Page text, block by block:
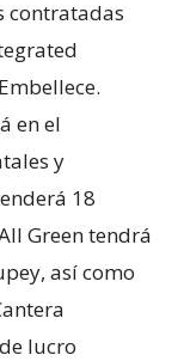
contratadas
en el
y
18
Green tendrá
así como
lucro